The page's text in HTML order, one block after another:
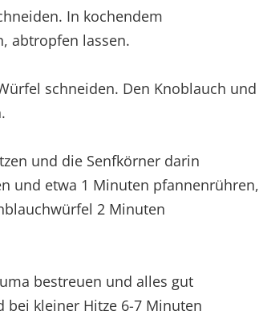
In kochendem
abtropfen lassen.
schneiden. Den Knoblauch und
und die Senfkörner darin
und etwa 1 Minuten pfannenrühren,
2 Minuten
bestreuen und alles gut
bei kleiner Hitze 6-7 Minuten